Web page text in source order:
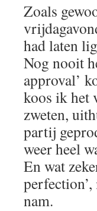
Zoals
had laten
Nog nooit
approval’
koos ik het
zweten,
partij
weer heel
En wat
nam.